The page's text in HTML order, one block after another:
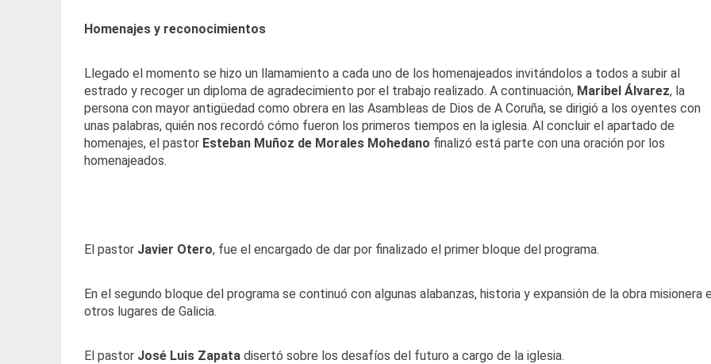
Homenajes y reconocimientos
Llegado el momento se hizo un llamamiento a cada uno de los homenajeados invitándolos a todos a subir al
estrado y recoger un diploma de agradecimiento por el trabajo realizado. A continuación, Maribel Álvarez, la
persona con mayor antigüedad como obrera en las Asambleas de Dios de A Coruña, se dirigió a los oyentes con
unas palabras, quién nos recordó cómo fueron los primeros tiempos en la iglesia. Al concluir el apartado de
homenajes, el pastor Esteban Muñoz de Morales Mohedano finalizó está parte con una oración por los
homenajeados.
El pastor Javier Otero, fue el encargado de dar por finalizado el primer bloque del programa.
En el segundo bloque del programa se continuó con algunas alabanzas, historia y expansión de la obra misionera
otros lugares de Galicia.
El pastor José Luis Zapatadisertó sobre los desafíos del futuro a cargo de la iglesia.